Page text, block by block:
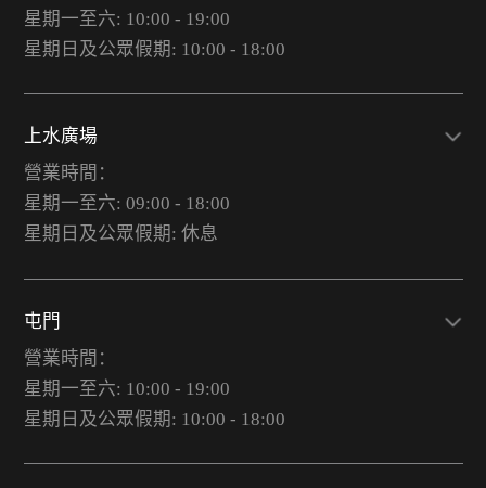
星期一至六: 10:00 - 19:00
星期日及公眾假期: 10:00 - 18:00
上水廣場
營業時間：
星期一至六: 09:00 - 18:00
星期日及公眾假期: 休息
屯門
營業時間：
星期一至六: 10:00 - 19:00
星期日及公眾假期: 10:00 - 18:00